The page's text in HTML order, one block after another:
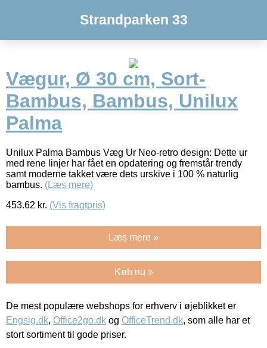
Strandparken 33
Vægur, Ø 30 cm, Sort-
Bambus, Bambus, Unilux
Palma
Unilux Palma Bambus Væg Ur Neo-retro design: Dette ur
med rene linjer har fået en opdatering og fremstår trendy
samt moderne takket være dets urskive i 100 % naturlig
bambus. (Læs mere)
453.62 kr. (Vis fragtpris)
Læs mere »
Køb nu »
De mest populære webshops for erhverv i øjeblikket er
Engsig.dk, Office2go.dk og OfficeTrend.dk, som alle har et
stort sortiment til gode priser.